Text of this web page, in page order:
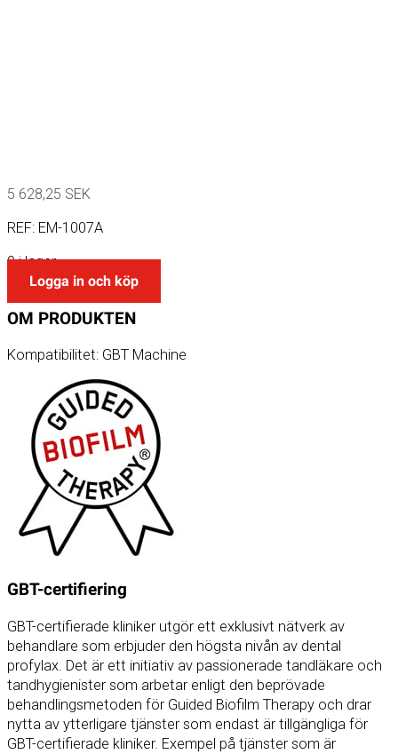
5 628,25 SEK
REF: EM-1007A
9 i lager
Logga in och köp
OM PRODUKTEN
Kompatibilitet: GBT Machine
GBT-certifiering
GBT-certifierade kliniker utgör ett exklusivt nätverk av
behandlare som erbjuder den högsta nivån av dental
profylax. Det är ett initiativ av passionerade tandläkare och
tandhygienister som arbetar enligt den beprövade
behandlingsmetoden för Guided Biofilm Therapy och drar
nytta av ytterligare tjänster som endast är tillgängliga för
GBT-certifierade kliniker. Exempel på tjänster som är